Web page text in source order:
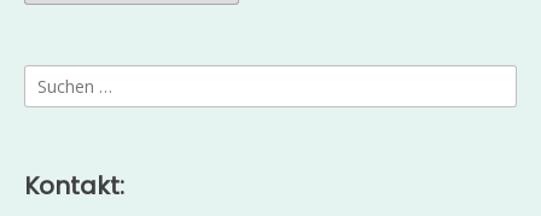
Suchen
nach:
Kontakt: